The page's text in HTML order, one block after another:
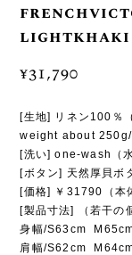
lightkhaki
¥31,790
[生地] リネン100％
weight about 250g/
[洗い] one-wash（
[ボタン] 天然厚貝ボ
[価格] ￥31790（本
[製品寸法] （若干の
身幅/S63cm
肩幅/S62cm